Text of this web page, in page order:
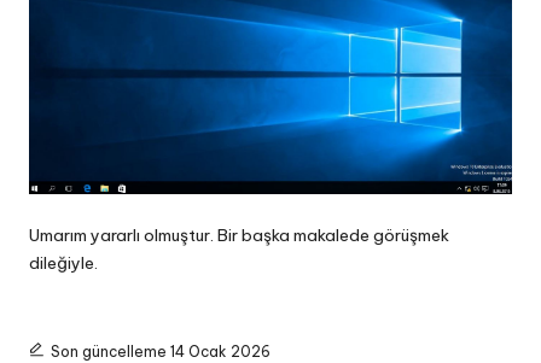
Umarım yararlı olmuştur. Bir başka makalede görüşmek
dileğiyle.
Son güncelleme 14 Ocak 2026